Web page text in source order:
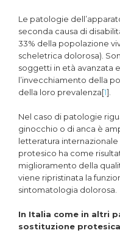
Le patologie
seconda causa di
33% della popolazione
scheletrica dolorosa).
soggetti in età avanzata
l’invecchiamento della
della loro prevalenza[1].
Nel caso di patologie
ginocchio o di anca è
letteratura internazionale
protesico ha come
miglioramento della
viene ripristinata la
sintomatologia dolorosa.
In Italia come in altri
sostituzione